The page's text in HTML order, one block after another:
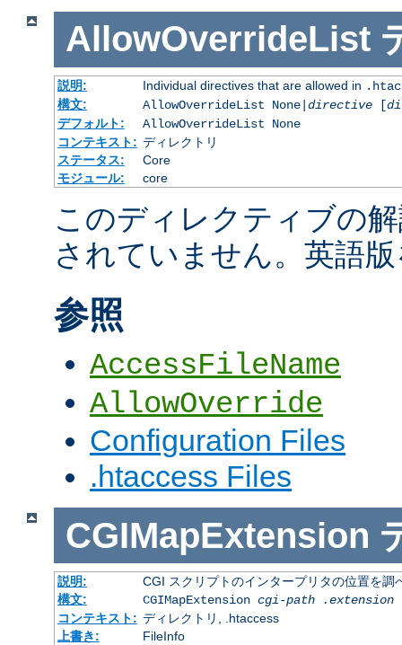
AllowOverrideList
説明: Individual directives that are allowed in
構文:
AllowOverrideList None| directive[
デフォルト:
AllowOverrideList None
コンテキスト: ディレクトリ
ステータス:
Core
モジュール:
core
このディレクティブの
されていません。英語
参照
AccessFileName
AllowOverride
Configuration Files
.htaccess Files
CGIMapExtension
説明:
CGI スクリプトのインタープリタの位置を調
構文:
CGIMapExtension cgi-path
.extension
コンテキスト: ディレクトリ, .htaccess
上書き:
FileInfo